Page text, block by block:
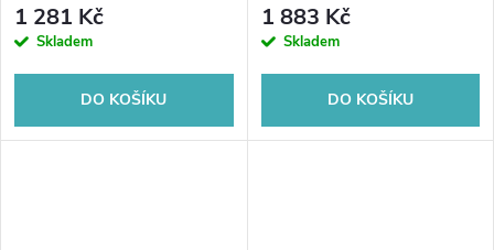
1 281 Kč
Skladem
DO KOŠÍKU
1 883 Kč
Skladem
DO KOŠÍKU